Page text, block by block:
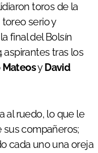
toros de la
serio y
final del Bolsín
aspirantes tras los
MateosyDavid
al ruedo, lo que le
compañeros;
cada uno una oreja